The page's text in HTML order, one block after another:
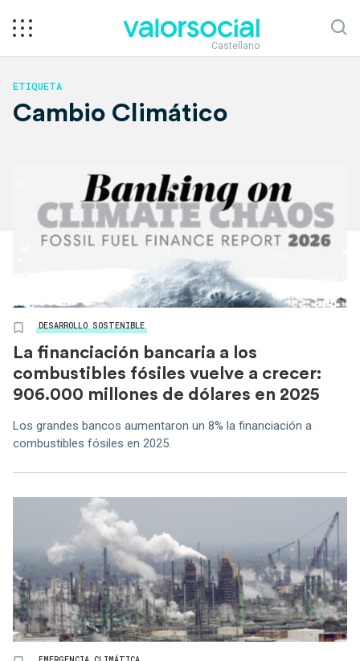
Castellano
ETIQUETA
Cambio Climático
DESARROLLO SOSTENIBLE
La financiación bancaria a los
combustibles fósiles vuelve a crecer:
906.000 millones de dólares en 2025
Los grandes bancos aumentaron un 8% la financiación a
combustibles fósiles en 2025.